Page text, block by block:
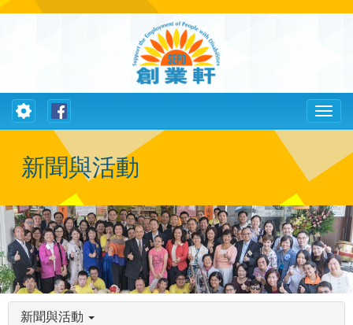
Toggle
Toggle
navigation
新聞與活動
新聞與活動